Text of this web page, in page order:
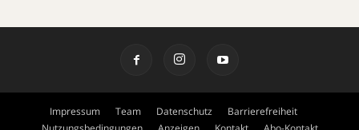
Impressum Team Datenschutz
Barrierefreiheit